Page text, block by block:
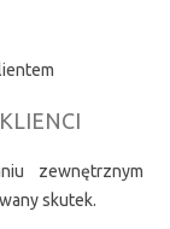
zewnętrznym
skutek.